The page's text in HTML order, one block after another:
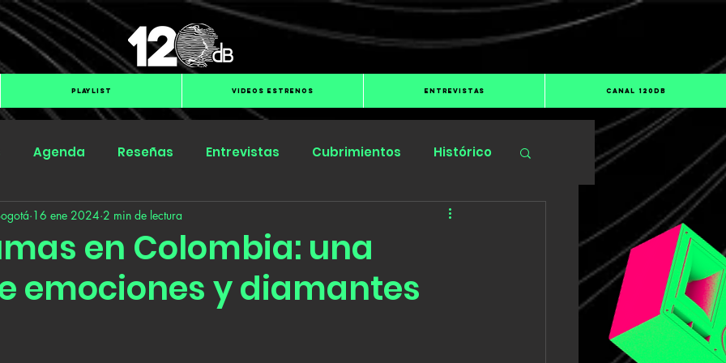
PLAYLIST VIDEOS ESTRENOS ENTREVISTAS CANAL 120dB
Agenda Reseñas Entrevistas Cubrimientos Histórico
Submit Hub Groover
en Colombia: una
emociones y diamantes
16 ene 2024 2 min de lectura